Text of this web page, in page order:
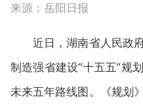
来源：岳阳日报
近日，湖南省人民政府
制造强省建设“十五五”规
未来五年路线图。《规划